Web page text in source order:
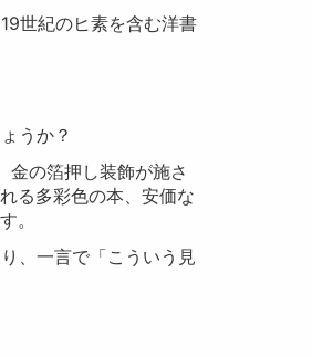
世紀のヒ素を含む洋書
うか？
金の箔押し装飾が施さ
る多彩色の本、安価な
。
、一言で「こういう見